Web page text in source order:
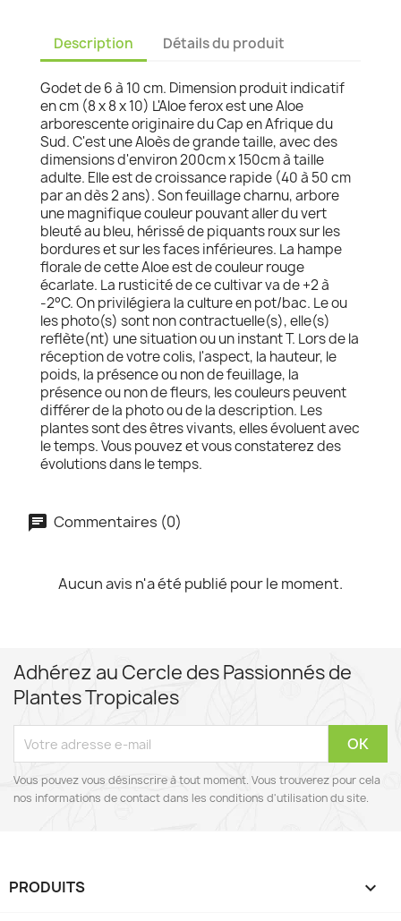
Description Détails du produit
Godet de 6 à 10 cm. Dimension produit indicatif
en cm (8 x 8 x 10) L'Aloe ferox est une Aloe
arborescente originaire du Cap en Afrique du
Sud. C'est une Aloès de grande taille, avec des
dimensions d'environ 200cm x 150cm à taille
adulte. Elle est de croissance rapide (40 à 50 cm
par an dès 2 ans). Son feuillage charnu, arbore
une magnifique couleur pouvant aller du vert
bleuté au bleu, hérissé de piquants roux sur les
bordures et sur les faces inférieures. La hampe
florale de cette Aloe est de couleur rouge
écarlate. La rusticité de ce cultivar va de +2 à
-2°C. On privilégiera la culture en pot/bac. Le ou
les photo(s) sont non contractuelle(s), elle(s)
reflète(nt) une situation ou un instant T. Lors de la
réception de votre colis, l'aspect, la hauteur, le
poids, la présence ou non de feuillage, la
présence ou non de fleurs, les couleurs peuvent
différer de la photo ou de la description. Les
plantes sont des êtres vivants, elles évoluent avec
le temps. Vous pouvez et vous constaterez des
évolutions dans le temps.
Commentaires (0)
Aucun avis n'a été publié pour le moment.
Adhérez au Cercle des Passionnés de
Plantes Tropicales
Vous pouvez vous désinscrire à tout moment. Vous trouverez pour cela
nos informations de contact dans les conditions d'utilisation du site.
PRODUITS 